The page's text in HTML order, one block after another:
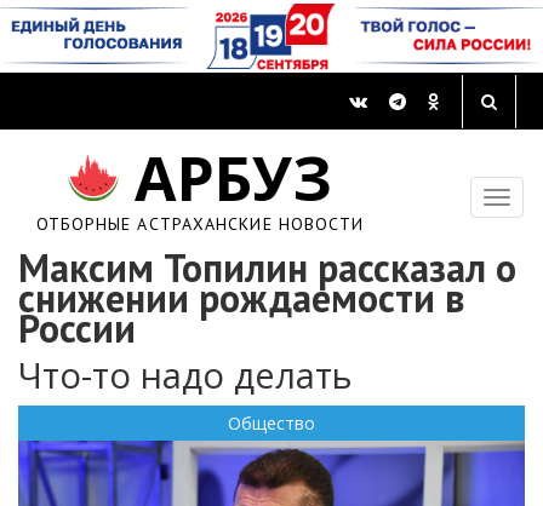
АРБУЗ
ОТБОРНЫЕ АСТРАХАНСКИЕ НОВОСТИ
Максим Топилин рассказал о
снижении рождаемости в
России
Что-то надо делать
Общество